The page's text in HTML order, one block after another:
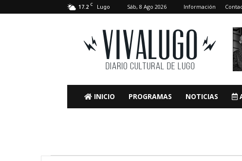
17.2 C Lugo Sáb, 8 Ago 2026 Información
VivaLugo
INICIO PROGRAMAS NOTICIAS